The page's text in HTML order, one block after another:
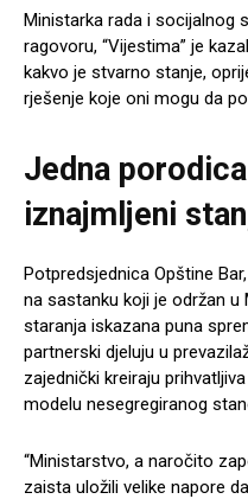
Ministarka rada i socijalnog
ragovoru, “Vijestima” je
kakvo je stvarno stanje,
rješenje koje oni mogu da
Jedna
iznajmljeni
Potpredsjednica Opštine
na sastanku koji je održan
staranja iskazana puna
partnerski djeluju u
zajednički kreiraju
modelu nesegregiranog
“Ministarstvo, a naročito
zaista uložili velike napore